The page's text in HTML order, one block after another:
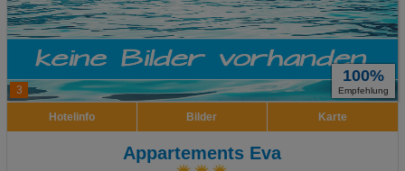
3
100%
Empfehlung
Hotelinfo Bilder Karte
Appartements Eva